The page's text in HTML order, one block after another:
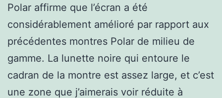
Polar affirme que l’écran a été
considérablement amélioré par rapport aux
précédentes montres Polar de milieu de
gamme. La lunette noire qui entoure le
cadran de la montre est assez large, et c’est
une zone que j’aimerais voir réduite à